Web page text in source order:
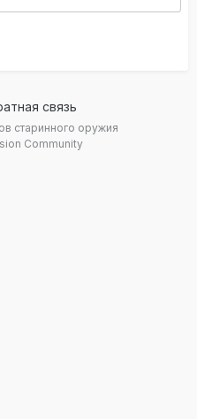
связь
старинного оружия
Community